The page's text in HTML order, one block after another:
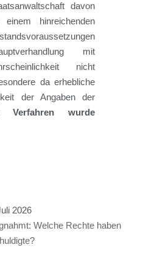
davon
hinreichenden
mit
nicht
da erhebliche
der Angabender
Verfahren wurde
2026
Welche Rechte haben